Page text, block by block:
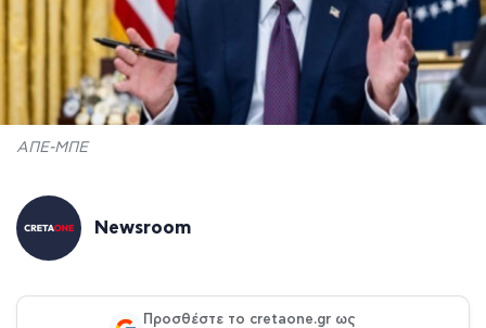
ΑΠΕ-ΜΠΕ
Newsroom
Προσθέστε το cretaone.gr ως